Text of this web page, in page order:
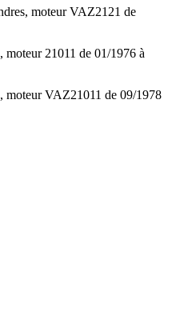
moteur VAZ2121 de
21011 de 01/1976 à
moteur VAZ21011 de 09/1978